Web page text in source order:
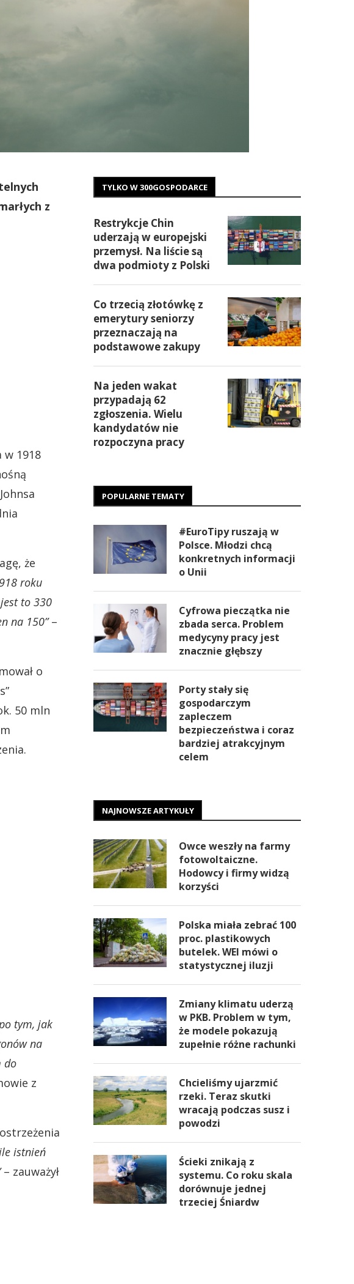
z
w 1918
że
roku
to 330
na 150”–
o
50 mln
tym, jak
na
do
z
istnień
– zauważył
TYLKO W 300GOSPODARCE
Restrykcje Chin
uderzają w europejski
przemysł. Na liście są
dwa podmioty z Polski
Co trzecią złotówkę z
emerytury seniorzy
przeznaczają na
podstawowe zakupy
Na jeden wakat
przypadają 62
zgłoszenia. Wielu
kandydatów nie
rozpoczyna pracy
POPULARNE TEMATY
#EuroTipy ruszają w
Polsce. Młodzi chcą
konkretnych informacji
o Unii
Cyfrowa pieczątka nie
zbada serca. Problem
medycyny pracy jest
znacznie głębszy
Porty stały się
gospodarczym
zapleczem
bezpieczeństwa i coraz
bardziej atrakcyjnym
celem
NAJNOWSZE ARTYKUŁY
Owce weszły na farmy
fotowoltaiczne.
Hodowcy i firmy widzą
korzyści
Polska miała zebrać 100
proc. plastikowych
butelek. WEI mówi o
statystycznej iluzji
Zmiany klimatu uderzą
w PKB. Problem w tym,
że modele pokazują
zupełnie różne rachunki
Chcieliśmy ujarzmić
rzeki. Teraz skutki
wracają podczas susz i
powodzi
Ścieki znikają z
systemu. Co roku skala
dorównuje jednej
trzeciej Śniardw